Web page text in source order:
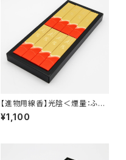
【進物用線香】光陰＜煙量：ふつ
う＞ お手頃価格 レターパッ
ク可 『御霊前・お彼岸・お盆の
¥1,100